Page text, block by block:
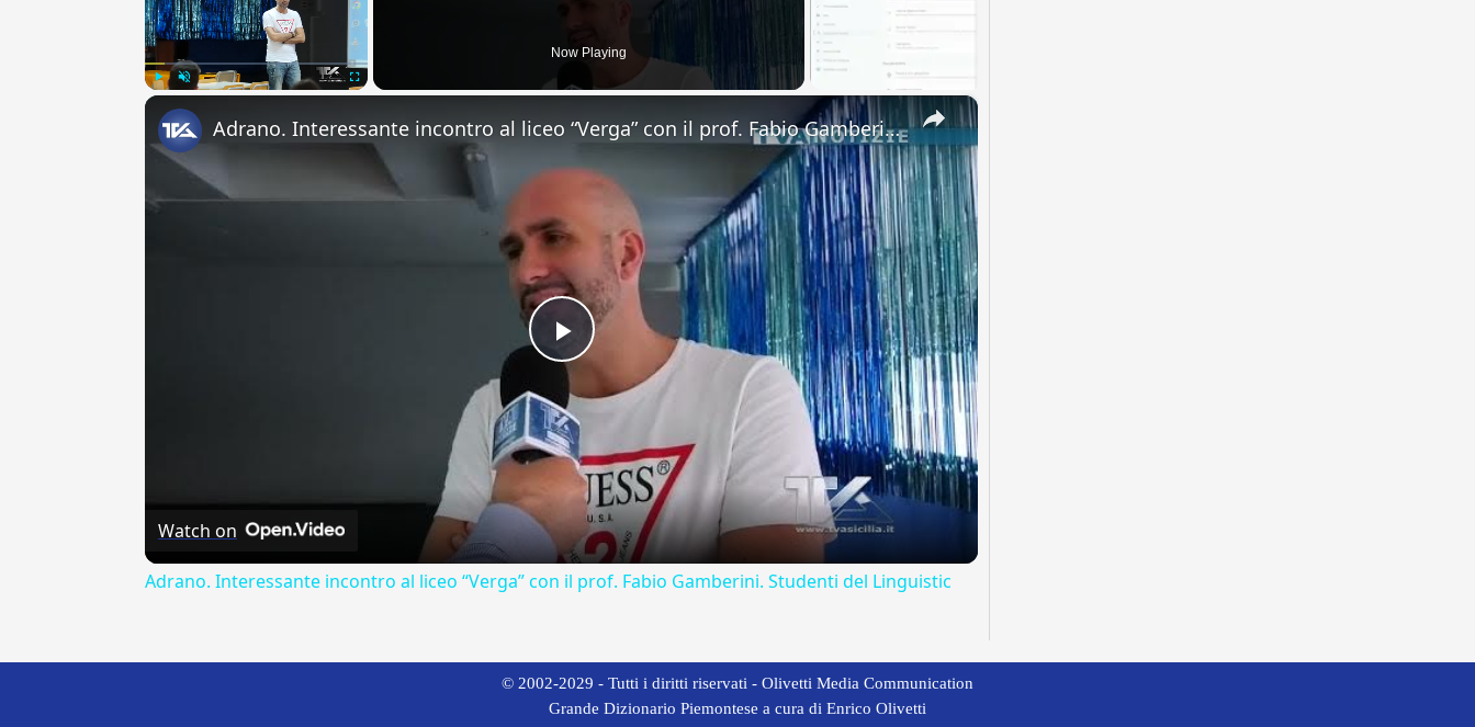
Now Playing
×
Play
Video
Adrano. Interessante incontro al liceo “Verga” con il prof. Fabio Gamberini. Studenti del Linguistic
Watch on
Adrano. Interessante incontro al liceo “Verga” con il prof. Fabio Gamberini. Studenti del Linguistic
© 2002-2029 - Tutti i diritti riservati - Olivetti Media Communication
Grande Dizionario Piemontese a cura di Enrico Olivetti